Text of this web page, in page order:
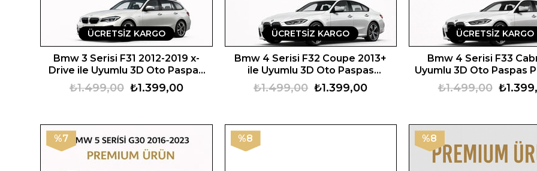
Bmw 3 Serisi F31 2012-2019 x-
Drive ile Uyumlu 3D Oto Paspas
Premium₺1.399,00
₺1.499,00
ÜCRETSIZ KARGO
Bmw 4 Serisi F32 Coupe 2013+
ile Uyumlu 3D Oto Paspas
Premium₺1.399,00
₺1.499,00
ÜCRETSIZ KARGO
Bmw 4 Serisi F33
Uyumlu 3D Oto Paspas
₺1.499,00
ÜCRETSIZ KARGO
%7 %8 %8